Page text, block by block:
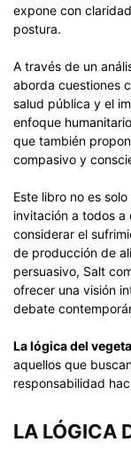
expone con
postura.
A través de un
aborda cuestiones
salud pública y el
enfoque
que también
compasivo y
Este libro no es
invitación a todos a
considerar el
de producción de
persuasivo, Salt
ofrecer una visión
debate
La lógica del
aquellos que
responsabilidad
LA LÓGICA